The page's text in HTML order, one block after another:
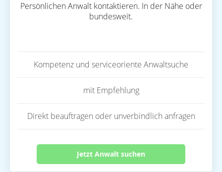
Persönlichen Anwalt kontaktieren. In der Nähe oder
bundesweit.
Kompetenz und serviceoriente Anwaltsuche
mit Empfehlung
Direkt beauftragen oder unverbindlich anfragen
Jetzt Anwalt suchen